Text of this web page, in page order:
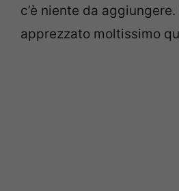
c’è niente da
apprezzato moltissimo